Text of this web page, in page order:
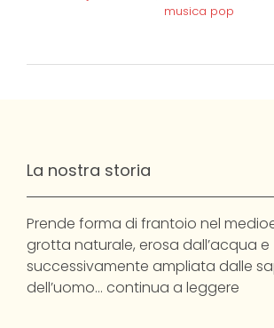
musica pop
La nostra storia
Prende forma di frantoio nel
grotta naturale, erosa dall’acqua e
successivamente ampliata dalle
dell’uomo… continua a leggere